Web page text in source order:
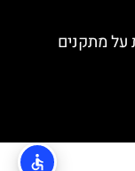
על מתקנים